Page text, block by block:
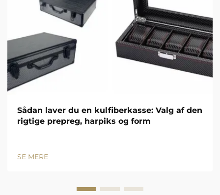
Sådan laver du en kulfiberkasse: Valg af den
rigtige prepreg, harpiks og form
SE MERE